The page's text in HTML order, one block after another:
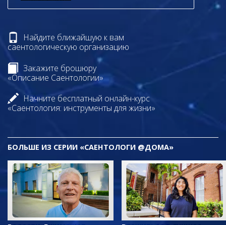
Найдите ближайшую к вам
саентологическую организацию
Закажите брошюру
«Описание Саентологии»
Начните бесплатный онлайн-курс
«Саентология: инструменты для жизни»
БОЛЬШЕ ИЗ СЕРИИ «САЕНТОЛОГИ @ДОМА»